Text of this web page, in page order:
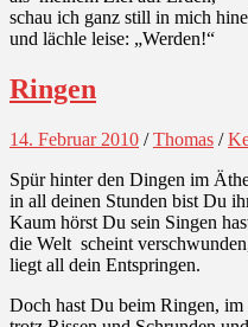
schau ich ganz still in mich
und lächle leise: „Werden!“
Ringen
14. Februar 2010 /Thomas /
Spür hinter den Dingen im
in all deinen Stunden bist Du
Kaum hörst Du sein Singen
die Welt scheint
liegt all dein Entspringen.
Doch hast Du beim Ringen,